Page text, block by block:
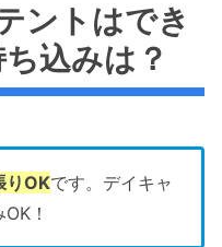
ントはでき
込みは？
りOKです。デイキャ
！